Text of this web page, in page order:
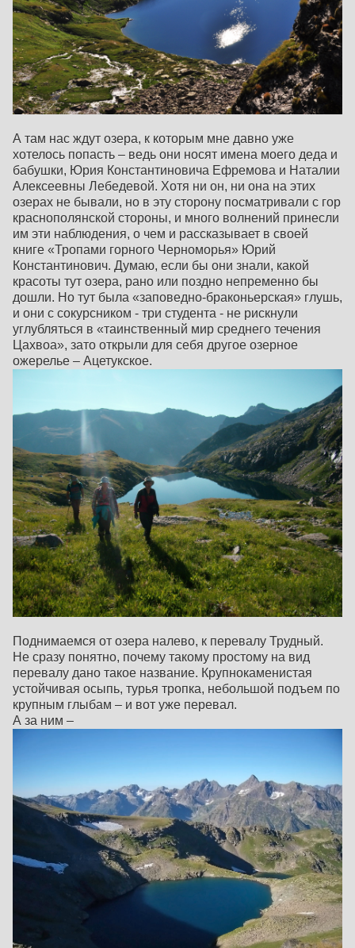
А там нас ждут озера, к которым мне давно уже
хотелось попасть – ведь они носят имена моего деда и
бабушки, Юрия Константиновича Ефремова и Наталии
Алексеевны Лебедевой. Хотя ни он, ни она на этих
озерах не бывали, но в эту сторону посматривали с гор
краснополянской стороны, и много волнений принесли
им эти наблюдения, о чем и рассказывает в своей
книге «Тропами горного Черноморья» Юрий
Константинович. Думаю, если бы они знали, какой
красоты тут озера, рано или поздно непременно бы
дошли. Но тут была «заповедно-браконьерская» глушь,
и они с сокурсником - три студента - не рискнули
углубляться в «таинственный мир среднего течения
Цахвоа», зато открыли для себя другое озерное
ожерелье – Ацетукское.
Поднимаемся от озера налево, к перевалу Трудный.
Не сразу понятно, почему такому простому на вид
перевалу дано такое название. Крупнокаменистая
устойчивая осыпь, турья тропка, небольшой подъем по
крупным глыбам – и вот уже перевал.
А за ним –